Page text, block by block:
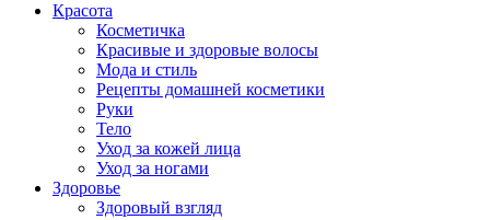
Красота
Косметичка
Красивые и здоровые волосы
Мода и стиль
Рецепты домашней косметики
Руки
Тело
Уход за кожей лица
Уход за ногами
Здоровье
Здоровый взгляд